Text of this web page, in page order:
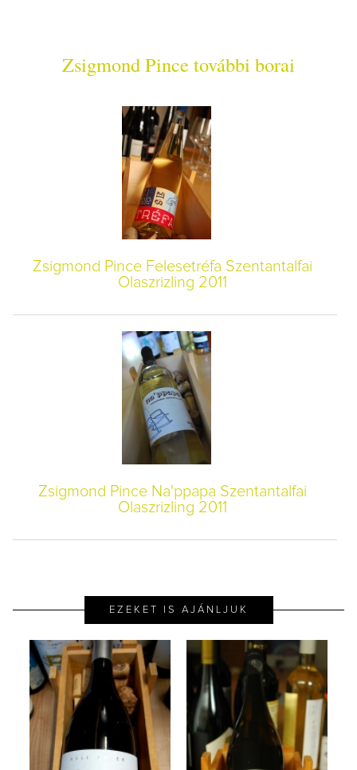
Zsigmond Pince további borai
Zsigmond Pince Felesetréfa Szentantalfai
Olaszrizling 2011
Zsigmond Pince Na'ppapa Szentantalfai
Olaszrizling 2011
EZEKET IS AJÁNLJUK